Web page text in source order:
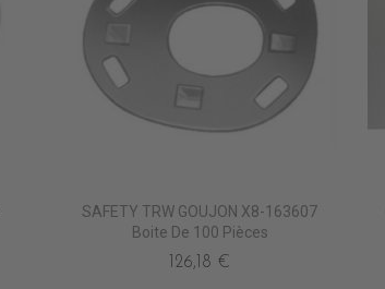
SAFETY TRW GOUJON X8-163607
Boite De 100 Pièces
126,18 €